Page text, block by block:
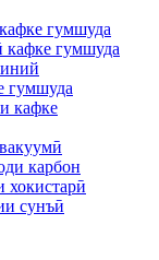
гумшуда
кафке гумшуда
гумшуда
кафке
карбон
хокистарӣ
сунъӣ